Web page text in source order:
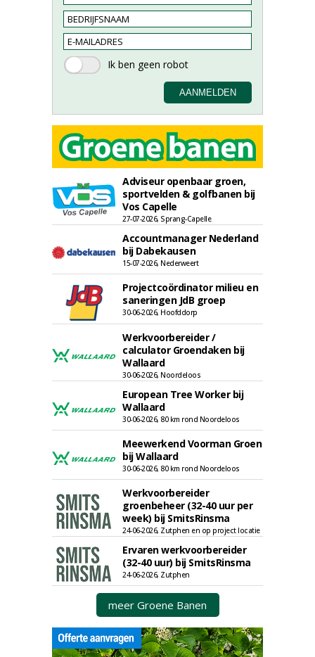
Adviseur openbaar groen,
sportvelden & golfbanen bij
Vos Capelle
27-07-2026, Sprang-Capelle
Accountmanager Nederland
bij Dabekausen
15-07-2026, Nederweert
Projectcoördinator milieu en
saneringen JdB groep
30-06-2026, Hoofddorp
Werkvoorbereider /
calculator Groendaken bij
Wallaard
30-06-2026, Noordeloos
European Tree Worker bij
Wallaard
30-06-2026, 80 km rond Noordeloos
Meewerkend Voorman Groen
bij Wallaard
30-06-2026, 80 km rond Noordeloos
Werkvoorbereider
groenbeheer (32-40 uur per
week) bij SmitsRinsma
24-06-2026, Zutphen en op project locatie
Ervaren werkvoorbereider
(32-40 uur) bij SmitsRinsma
24-06-2026, Zutphen
meer Groene Banen